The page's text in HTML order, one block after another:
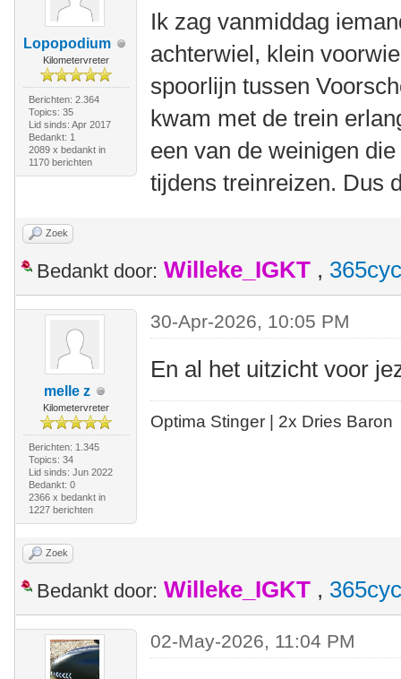
Lopopodium
Kilometervreter
Berichten: 2.364
Topics: 35
Lid sinds: Apr 2017
Bedankt: 1
2089 x bedankt in
1170 berichten
Ik zag vanmiddag
achterwiel, klein
spoorlijn tussen
kwam met de trein
een van de weinigen
tijdens treinreizen. Dus
Zoek
Bedankt door: Willeke_IGKT ,
melle z
Kilometervreter
Berichten: 1.345
Topics: 34
Lid sinds: Jun 2022
Bedankt: 0
2366 x bedankt in
1227 berichten
30-Apr-2026, 10:05 PM
En al het uitzicht voor
Optima Stinger | 2x Dries Baron
Zoek
Bedankt door: Willeke_IGKT ,
02-May-2026, 11:04 PM